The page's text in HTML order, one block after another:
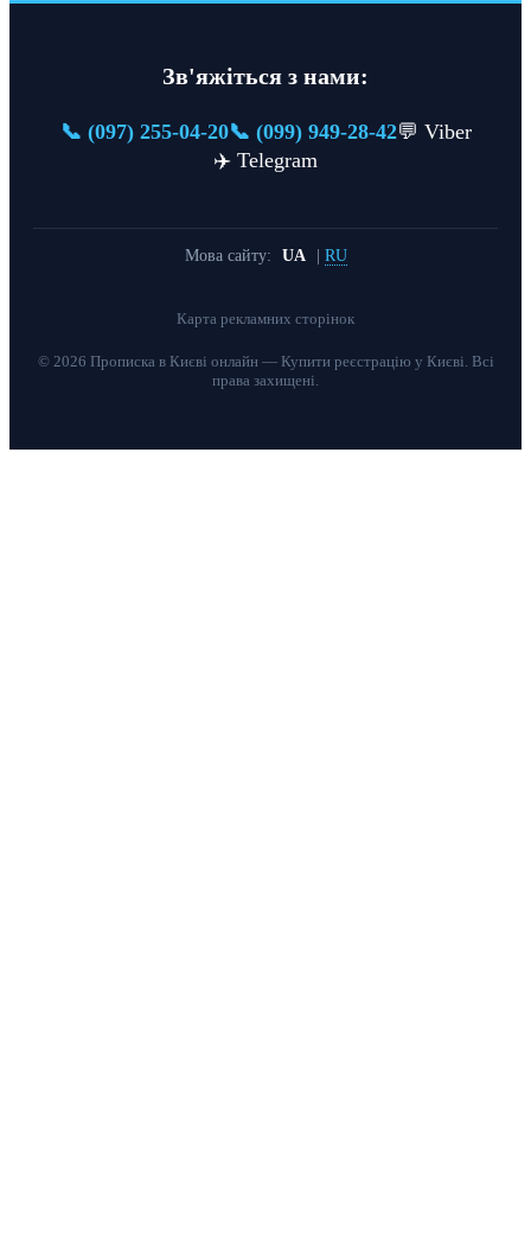
Зв'яжіться з нами:
📞 (097) 255-04-20📞 (099) 949-28-42💬 Viber
✈️ Telegram
Мова сайту: UA RU
Карта рекламних сторінок
© 2026 Прописка в Києві онлайн — Купити реєстрацію у Києві. Всі
права захищені.